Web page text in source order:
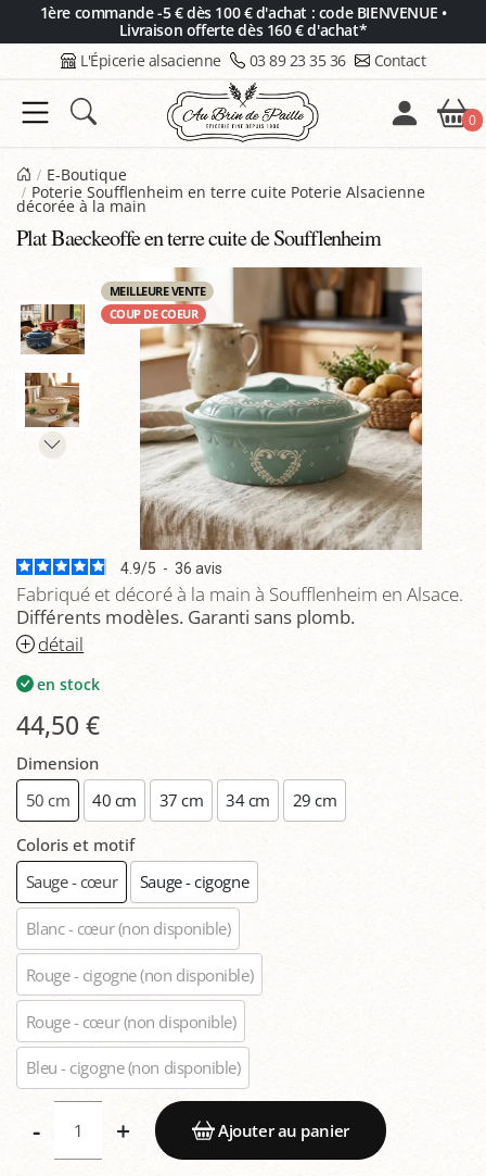
1ère commande -5 € dès 100 € d'achat : code BIENVENUE •
Livraison offerte dès 160 € d'achat*
L'Épicerie alsacienne 03 89 23 35 36 Contact
0
E-Boutique
Poterie Soufflenheim en terre cuite Poterie Alsacienne
décorée à la main
Plat Baeckeoffe en terre cuite de Soufflenheim
MEILLEURE VENTE
COUP DE COEUR
4.9/5 - 36 avis
Fabriqué et décoré à la main à Soufflenheim en Alsace.
Différents modèles. Garanti sans plomb.
détail
en stock
44,50 €
Dimension
50 cm
40 cm 37 cm 34 cm 29 cm
Coloris et motif
Sauge - cœur
Sauge - cigogne
Blanc - cœur(non disponible)
Rouge - cigogne(non disponible)
Rouge - cœur(non disponible)
Bleu - cigogne(non disponible)
- + Ajouter au panier
Panneau de gestion des cookies